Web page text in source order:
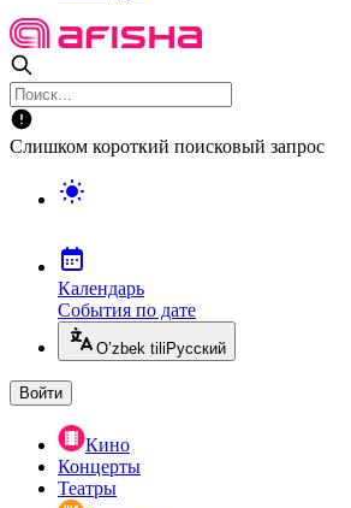
Слишком короткий поисковый запрос
Календарь
События по дате
O’zbek tili Русский
Войти
Кино
Концерты
Театры